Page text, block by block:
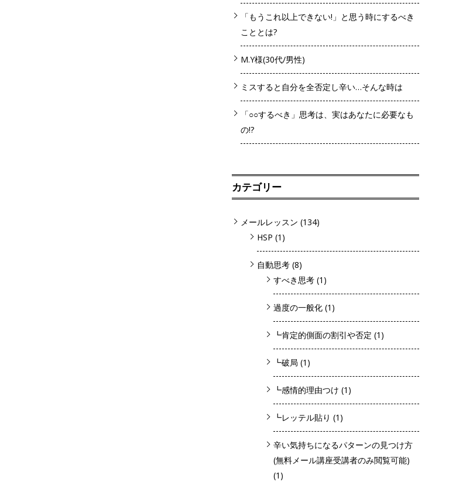
「もうこれ以上できない!」と思う時にするべき
こととは?
M.Y様(30代/男性)
ミスすると自分を全否定し辛い…そんな時は
「○○するべき」思考は、実はあなたに必要なも
の!?
カテゴリー
メールレッスン (134)
HSP (1)
自動思考 (8)
すべき思考 (1)
過度の一般化 (1)
┗肯定的側面の割引や否定 (1)
┗破局 (1)
┗感情的理由つけ (1)
┗レッテル貼り (1)
辛い気持ちになるパターンの見つけ方
(無料メール講座受講者のみ閲覧可能)
(1)